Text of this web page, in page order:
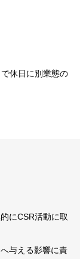
休日に別業態の
んに委
スポットでの組
にCSR活動に取
与える影響に責